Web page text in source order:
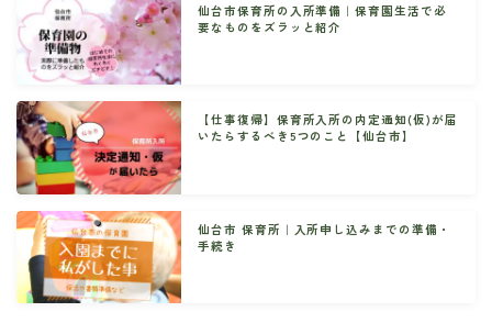
仙台市保育所の入所準備｜保育園生活で必
要なものをズラッと紹介
【仕事復帰】保育所入所の内定通知(仮)が届
いたらするべき5つのこと【仙台市】
仙台市 保育所｜入所申し込みまでの準備・
手続き